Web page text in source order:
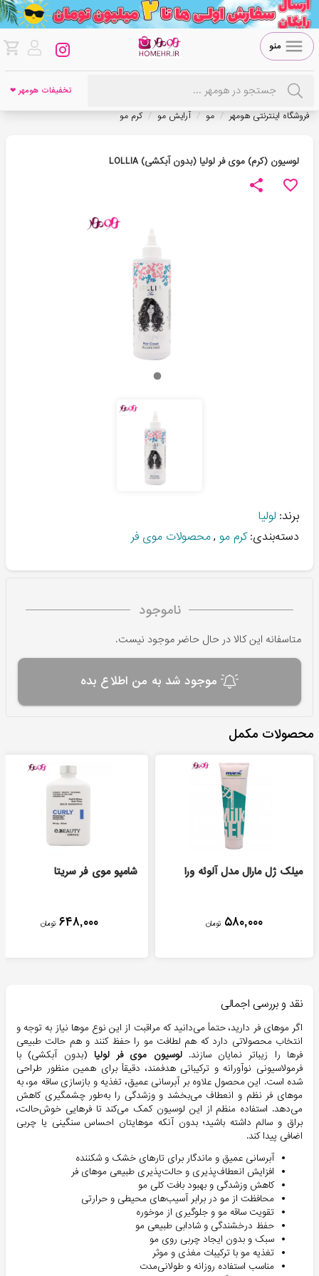
منو
تخفیفات هومهر ❤
فروشگاه اینترنتی هومهر / مو / آرایش مو / کرم مو
لوسیون (کرم) موی فر لولیا (بدون آبکشی) LOLLIA
برند: لولیا
دسته‌بندی: کرم مو ,محصولات موی فر
ناموجود
متاسفانه این کالا در حال حاضر موجود نیست.
موجود شد به من اطلاع بده
محصولات مکمل
میلک ژل مارال مدل آلوئه ورا
۵۸۰,۰۰۰ تومان
شامپو موی فر سریتا
۶۴۸,۰۰۰ تومان
نقد و بررسی اجمالی
اگر موهای فر دارید، حتماً می‌دانید که مراقبت از این نوع موها نیاز به توجه و
انتخاب محصولاتی دارد که هم لطافت مو را حفظ کنند و هم حالت طبیعی
فرها را زیباتر نمایان سازند.لوسیون موی فر لولیا (بدون آبکشی) با
فرمولاسیونی نوآورانه و ترکیباتی هدفمند، دقیقاً برای همین منظور طراحی
شده است. این محصول علاوه بر آبرسانی عمیق، تغذیه و بازسازی ساقه مو، به
موهای فر نظم و انعطاف می‌بخشد و وزشدگی را به‌طور چشمگیری کاهش
می‌دهد. استفاده منظم از این لوسیون کمک می‌کند تا فرهایی خوش‌حالت،
براق و سالم داشته باشید؛ بدون آنکه موهایتان احساس سنگینی یا چربی
اضافی پیدا کند.
آبرسانی عمیق و ماندگار برای تارهای خشک و شکننده
افزایش انعطاف‌پذیری و حالت‌پذیری طبیعی موهای فر
کاهش وزشدگی و بهبود بافت کلی مو
محافظت از مو در برابر آسیب‌های محیطی و حرارتی
تقویت ساقه مو و جلوگیری از موخوره
حفظ درخشندگی و شادابی طبیعی مو
سبک و بدون ایجاد چربی روی مو
تغذیه مو با ترکیبات مغذی و موثر
مناسب استفاده روزانه و طولانی‌مدت